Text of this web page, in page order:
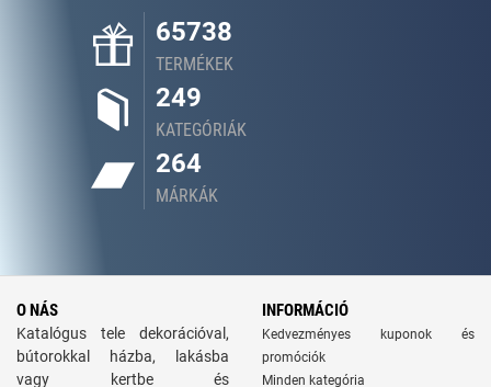
65738
TERMÉKEK
249
KATEGÓRIÁK
264
MÁRKÁK
O NÁS
Katalógus tele dekorációval,
bútorokkal házba, lakásba
vagy kertbe és
INFORMÁCIÓ
Kedvezményes kuponok és
promóciók
Minden kategória